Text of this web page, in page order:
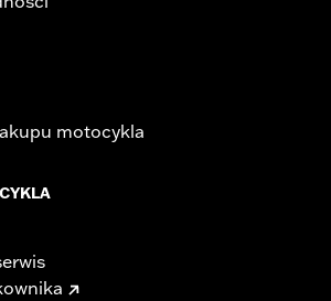
motocykla